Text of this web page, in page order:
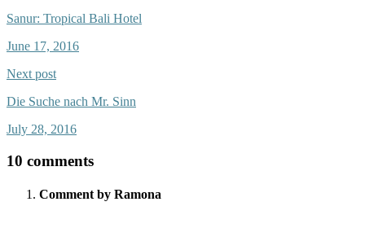
Sanur: Tropical Bali Hotel
June 17, 2016
Next post
Die Suche nach Mr. Sinn
July 28, 2016
10 comments
Comment by Ramona